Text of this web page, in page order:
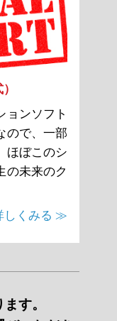
ョンソフト
ので、一部
ほぼこのシ
の未来のク
しくみる ≫
す。